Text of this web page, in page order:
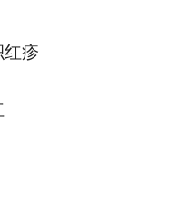
红疹